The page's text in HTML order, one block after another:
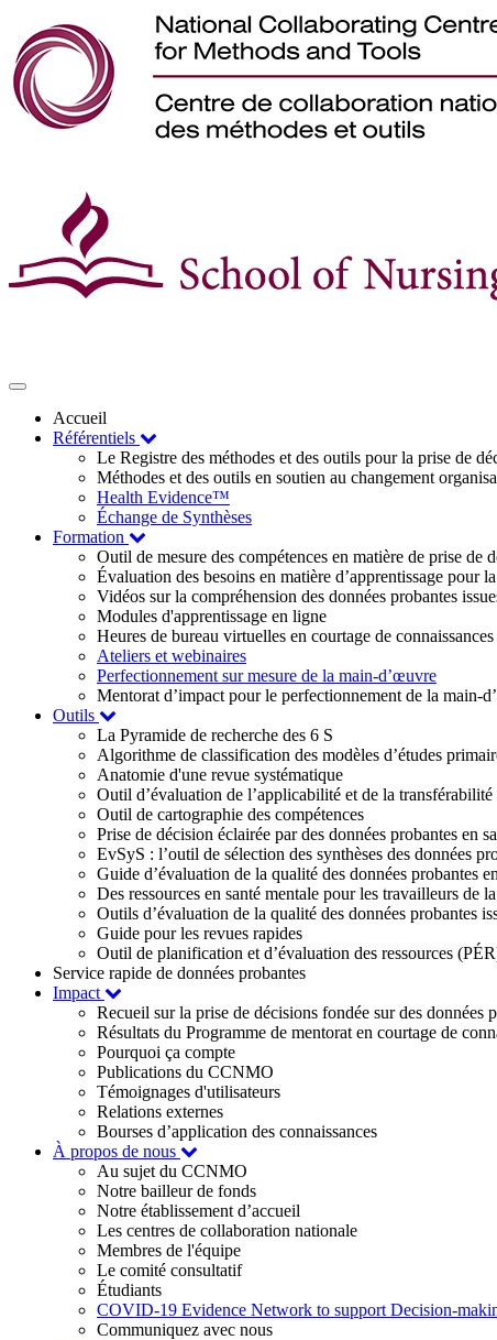
Toggle
navigationAccueil
Référentiels
Le Registre des méthodes et des outils pour la prise de
Méthodes et des outils en soutien au changement
Health Evidence™
Échange de Synthèses
Formation
Outil de mesure des compétences en matière de prise de
Évaluation des besoins en matière d’apprentissage pour
Vidéos sur la compréhension des données probantes
Modules d'apprentissage en ligne
Heures de bureau virtuelles en courtage de connaissances
Ateliers et webinaires
Perfectionnement sur mesure de la main-d’œuvre
Mentorat d’impact pour le perfectionnement de la main-
Outils
La Pyramide de recherche des 6 S
Algorithme de classification des modèles d’études
Anatomie d'une revue systématique
Outil d’évaluation de l’applicabilité et de la transférabilité
Outil de cartographie des compétences
Prise de décision éclairée par des données probantes en
EvSyS : l’outil de sélection des synthèses des données
Guide d’évaluation de la qualité des données probantes
Des ressources en santé mentale pour les travailleurs de
Outils d’évaluation de la qualité des données probantes
Guide pour les revues rapides
Outil de planification et d’évaluation des ressources
Service rapide de données probantes
Impact
Recueil sur la prise de décisions fondée sur des données
Résultats du Programme de mentorat en courtage de
Pourquoi ça compte
Publications du CCNMO
Témoignages d'utilisateurs
Relations externes
Bourses d’application des connaissances
À propos de nous
Au sujet du CCNMO
Notre bailleur de fonds
Notre établissement d’accueil
Les centres de collaboration nationale
Membres de l'équipe
Le comité consultatif
Étudiants
COVID-19 Evidence Network to support Decision-
Communiquez avec nous